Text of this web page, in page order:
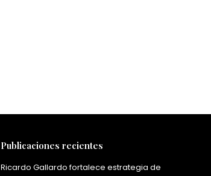
Publicaciones recientes
Ricardo Gallardo fortalece estrategia de